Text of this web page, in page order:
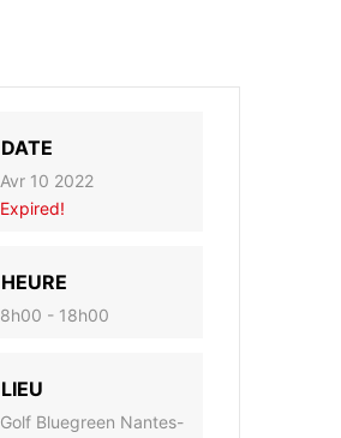
DATE
Avr 10 2022
Expired!
HEURE
8h00 - 18h00
LIEU
Golf Bluegreen Nantes-